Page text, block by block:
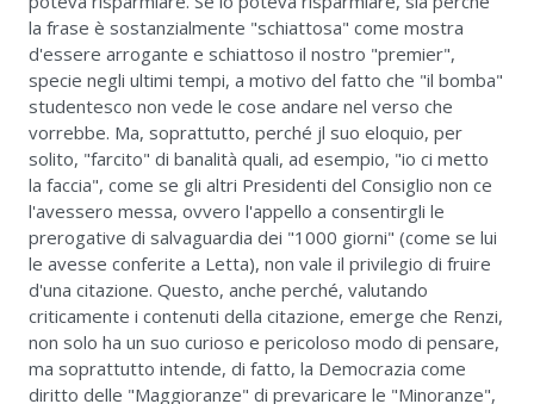
la frase è sostanzialmente "schiattosa" come mostra
d'essere arrogante e schiattoso il nostro "premier",
specie negli ultimi tempi, a motivo del fatto che "il bomba"
studentesco non vede le cose andare nel verso che
vorrebbe. Ma, soprattutto, perché jl suo eloquio, per
solito, "farcito" di banalità quali, ad esempio, "io ci metto
la faccia", come se gli altri Presidenti del Consiglio non ce
l'avessero messa, ovvero l'appello a consentirgli le
prerogative di salvaguardia dei "1000 giorni" (come se lui
le avesse conferite a Letta), non vale il privilegio di fruire
d'una citazione. Questo, anche perché, valutando
criticamente i contenuti della citazione, emerge che Renzi,
non solo ha un suo curioso e pericoloso modo di pensare,
ma soprattutto intende, di fatto, la Democrazia come
diritto delle "Maggioranze" di prevaricare le "Minoranze",